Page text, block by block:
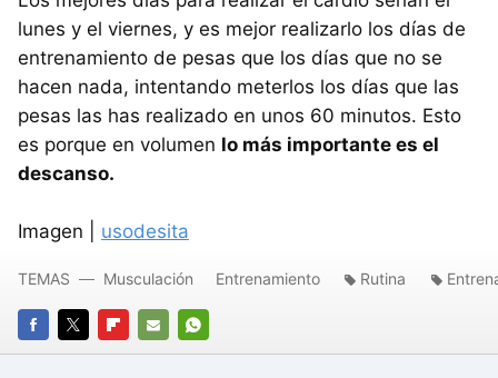
lunes y el viernes, y es mejor realizarlo los días de
entrenamiento de pesas que los días que no se
hacen nada, intentando meterlos los días que las
pesas las has realizado en unos 60 minutos. Esto
es porque en volumen lo más importante es el
descanso.
Imagen | usodesita
FACEBOOK
TWITTERFLIPBOARD
E-
WHATSAPP
TEMAS Musculación Entrenamiento Rutina